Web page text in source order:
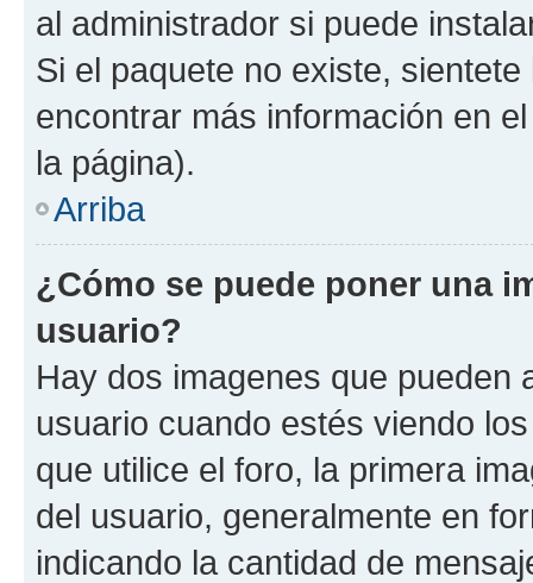
al administrador si puede
Si el paquete no existe,
encontrar más información en
la página).
Arriba
¿Cómo se puede poner una
usuario?
Hay dos imagenes que pueden
usuario cuando estés viendo
que utilice el foro, la primera
del usuario, generalmente en
indicando la cantidad de